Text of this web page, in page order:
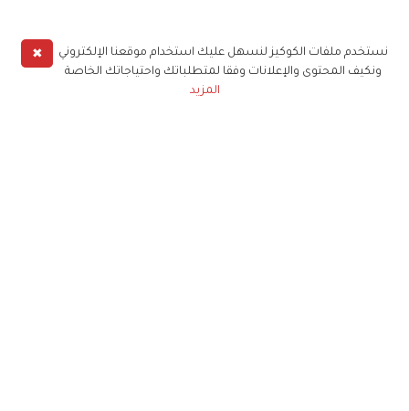
✖
نستخدم ملفات الكوكيز لنسهل عليك استخدام موقعنا الإلكتروني
ونكيف المحتوى والإعلانات وفقا لمتطلباتك واحتياجاتك الخاصة
المزيد